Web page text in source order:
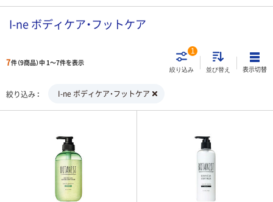
I-ne ボディケア・フットケア
7件（9商品）中 1～7件を表示
絞り込み
1
並び替え 表示切替
絞り込み I-ne ボディケア・フットケア